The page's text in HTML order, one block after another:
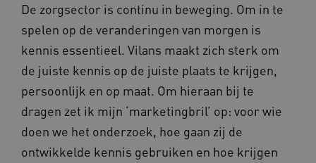
De zorgsector is continu in beweging. Om in te
spelen op de veranderingen van morgen is
kennis essentieel. Vilans maakt zich sterk om
de juiste kennis op de juiste plaats te krijgen,
persoonlijk en op maat. Om hieraan bij te
dragen zet ik mijn ‘marketingbril’ op: voor wie
doen we het onderzoek, hoe gaan zij de
ontwikkelde kennis gebruiken en hoe krijgen